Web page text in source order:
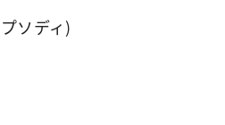
ソディ)